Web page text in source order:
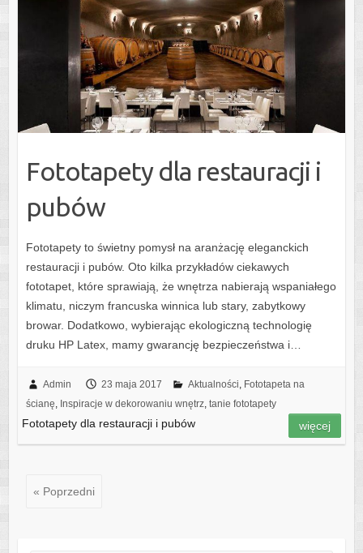
Fototapety dla restauracji i
pubów
Fototapety to świetny pomysł na aranżację eleganckich
restauracji i pubów. Oto kilka przykładów ciekawych
fototapet, które sprawiają, że wnętrza nabierają wspaniałego
klimatu, niczym francuska winnica lub stary, zabytkowy
browar. Dodatkowo, wybierając ekologiczną technologię
druku HP Latex, mamy gwarancję bezpieczeństwa i…
Admin 23 maja 2017 Aktualności, Fototapeta na
ścianę, Inspiracje w dekorowaniu wnętrz, tanie fototapety
Fototapety dla restauracji i pubów więcej
« Poprzedni